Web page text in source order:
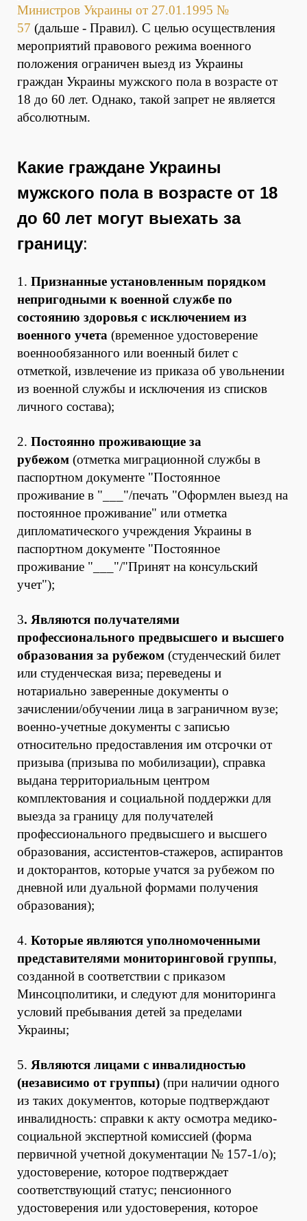
Министров Украины от 27.01.1995 №
57 (дальше - Правил). С целью осуществления
мероприятий правового режима военного
положения ограничен выезд из Украины
граждан Украины мужского пола в возрасте от
18 до 60 лет. Однако, такой запрет не является
абсолютным.
Какие граждане Украины
мужского пола в возрасте от 18
до 60 лет могут выехать за
границу:
1. Признанные установленным порядком
непригодными к военной службе по
состоянию здоровья с исключением из
военного учета (временное удостоверение
военнообязанного или военный билет с
отметкой, извлечение из приказа об увольнении
из военной службы и исключения из списков
личного состава);
2. Постоянно проживающие за
рубежом (отметка миграционной службы в
паспортном документе "Постоянное
проживание в "___"/печать "Оформлен выезд на
постоянное проживание" или отметка
дипломатического учреждения Украины в
паспортном документе "Постоянное
проживание "___"/"Принят на консульский
учет");
3. Являются получателями
профессионального предвысшего и высшего
образования за рубежом (студенческий билет
или студенческая виза; переведены и
нотариально заверенные документы о
зачислении/обучении лица в заграничном вузе;
военно-учетные документы с записью
относительно предоставления им отсрочки от
призыва (призыва по мобилизации), справка
выдана территориальным центром
комплектования и социальной поддержки для
выезда за границу для получателей
профессионального предвысшего и высшего
образования, ассистентов-стажеров, аспирантов
и докторантов, которые учатся за рубежом по
дневной или дуальной формами получения
образования);
4. Которые являются уполномоченными
представителями мониторинговой группы,
созданной в соответствии с приказом
Минсоцполитики, и следуют для мониторинга
условий пребывания детей за пределами
Украины;
5. Являются лицами с инвалидностью
(независимо от группы) (при наличии одного
из таких документов, которые подтверждают
инвалидность: справки к акту осмотра медико-
социальной экспертной комиссией (форма
первичной учетной документации № 157-1/о);
удостоверение, которое подтверждает
соответствующий статус; пенсионного
удостоверения или удостоверения, которое